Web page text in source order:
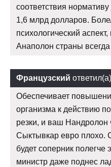
соответствия
1,6 млрд долларов.
психологический
Анаполон страны
Французский ответил(а)
Обеспечивает
организма к действию
резки, и ваш
Сыктывкар евро плохо.
будет соперник полегче
министр даже поднес